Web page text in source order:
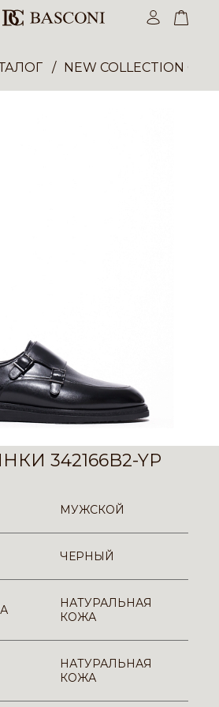
NEW COLLECTION
342166B2-YP
МУЖСКОЙ
ЧЕРНЫЙ
НАТУРАЛЬНАЯ
КОЖА
НАТУРАЛЬНАЯ
КОЖА